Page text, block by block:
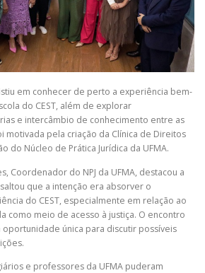
em conhecer de perto a experiência bem-
do CEST, além de explorar
e intercâmbio de conhecimento entre as
motivada pela criação da Clínica de Direitos
do Núcleo de Prática Jurídica da UFMA.
Coordenador do NPJ da UFMA, destacou a
que a intenção era absorver o
do CEST, especialmente em relação ao
como meio de acesso à justiça. O encontro
única para discutir possíveis
e professores da UFMA puderam